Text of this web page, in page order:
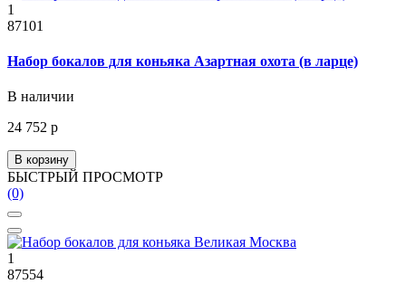
1
87101
Набор бокалов для коньяка Азартная охота (в ларце)
В наличии
24 752 р
В корзину
БЫСТРЫЙ ПРОСМОТР
(0)
1
87554